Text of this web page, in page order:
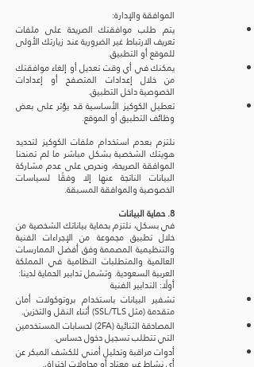
الموافقة والإدارة:
يتم طلب موافقتك الصريحة على ملفات
تعريف الارتباط غير الضرورية عند زيارتك الأولى
للموقع أو التطبيق.
يمكنك في أي وقت تعديل أو إلغاء موافقتك
من خلال إعدادات المتصفح أو إعدادات
الخصوصية داخل التطبيق.
تعطيل الكوكيز الأساسية قد يؤثر على بعض
وظائف التطبيق أو الموقع.
نلتزم بعدم استخدام ملفات الكوكيز لتحديد
هويتك الشخصية بشكل مباشر ما لم تمنحنا
الموافقة الصريحة، ونحرص على عدم مشاركة
البيانات الناتجة عنها إلا وفقًا لسياسات
الخصوصية والموافقة المسبقة.
8. حماية البيانات
في بسكل، نلتزم بحماية بياناتك الشخصية من
خلال تطبيق مجموعة من الإجراءات الفنية
والتنظيمية المصممة وفق أفضل الممارسات
العالمية والمتطلبات النظامية في المملكة
العربية السعودية. وتشمل تدابير الحماية لدينا:
أولًا: التدابير الفنية
تشفير البيانات باستخدام بروتوكولات أمان
متقدمة (مثل SSL/TLS) أثناء النقل والتخزين.
المصادقة الثنائية (2FA) لحسابات المستخدمين
التي تتطلب تسجيل دخول حساس.
أدوات مراقبة وتحليل أمني للكشف المبكر عن
أي نشاط غير معتاد أو محاولات اختراق.